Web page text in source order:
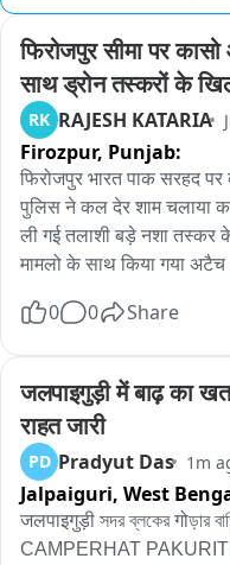
फिरोजपुर सीमा पर
साथ ड्रोन तस्करों के
RK RAJESH KATARIA
Firozpur, Punjab:
फिरोजपुर भारत पाक सरहद पर
पुलिस ने कल देर शाम चलाया
ली गई तलाशी बड़े नशा तस्कर
मामलो के साथ किया गया अटैच
डी आई जी फिरोजपुर
साथ लेकर इस गांव में चलाया
पुलिस अधिकारियों ने सरहदी
पार पाकिस्तान की और से होने
हथियारों को भारतीय सीमा में
लोगो को नशा पकड़ाने के लिए
के बारे में भी लोगो को दी
0 0 Share
जलपाइगुड़ी में बाढ़ का
राहत जारी
PD Pradyut Das 1m
Jalpaiguri, West
जलपाइगुड़ी সদর ব্লকের गोড়ার
CAMPERHAT